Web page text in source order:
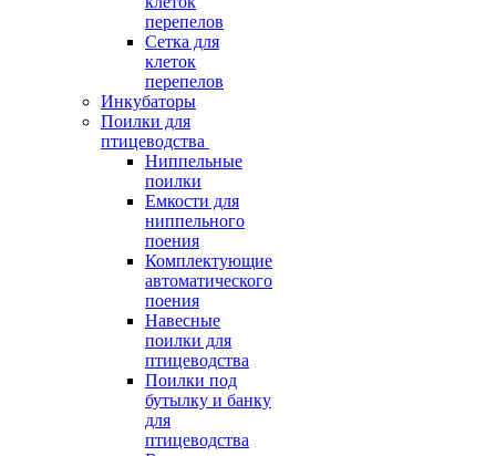
перепелов
Сетка для
клеток
перепелов
Инкубаторы
Поилки для
птицеводства
Ниппельные
поилки
Емкости для
ниппельного
поения
Комплектующие
автоматического
поения
Навесные
поилки для
птицеводства
Поилки под
бутылку и банку
для
птицеводства